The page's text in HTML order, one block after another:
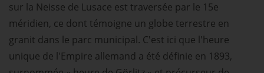
sur la Neisse de Lusace est traversée par le 15e
méridien, ce dont témoigne un globe terrestre en
granit dans le parc municipal. C'est ici que l'heure
unique de l'Empire allemand a été définie en 1893,